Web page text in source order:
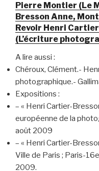
Pierre Montier (Le
Bresson Anne,
Revoir Henri
(L’écriture
A lire aussi :
Chéroux, Clément.-
photographique.-
Expositions :
– « Henri Cartier-
européenne de la
août 2009
– « Henri Cartier-
Ville de Paris ; Paris-
2009.